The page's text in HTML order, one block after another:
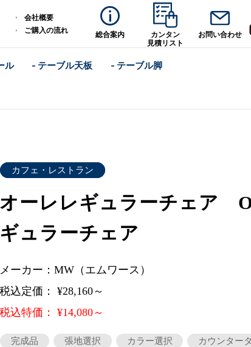
会社概要
ご購入の流れ
総合案内
カンタン
見積リスト
お問い合わせ
ル - テーブル天板 - テーブル脚
カフェ・レストラン
オーレレギュラーチェア
ギュラーチェア
メーカー：MW（エムワース）
税込定価： ¥28,160～
税込特価： ¥14,080～
完成品 張地選択 カラー選択
カウンター